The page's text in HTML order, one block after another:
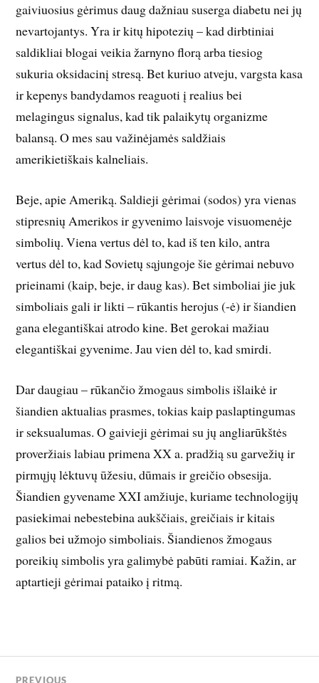
gaiviuosius gėrimus daug dažniau suserga diabetu nei jų
nevartojantys. Yra ir kitų hipotezių – kad dirbtiniai
saldikliai blogai veikia žarnyno florą arba tiesiog
sukuria oksidacinį stresą. Bet kuriuo atveju, vargsta kasa
ir kepenys bandydamos reaguoti į realius bei
melagingus signalus, kad tik palaikytų organizme
balansą. O mes sau važinėjamės saldžiais
amerikietiškais kalneliais.
Beje, apie Ameriką. Saldieji gėrimai (sodos) yra vienas
stipresnių Amerikos ir gyvenimo laisvoje visuomenėje
simbolių. Viena vertus dėl to, kad iš ten kilo, antra
vertus dėl to, kad Sovietų sąjungoje šie gėrimai nebuvo
prieinami (kaip, beje, ir daug kas). Bet simboliai jie juk
simboliais gali ir likti – rūkantis herojus (-ė) ir šiandien
gana elegantiškai atrodo kine. Bet gerokai mažiau
elegantiškai gyvenime. Jau vien dėl to, kad smirdi.
Dar daugiau – rūkančio žmogaus simbolis išlaikė ir
šiandien aktualias prasmes, tokias kaip paslaptingumas
ir seksualumas. O gaivieji gėrimai su jų angliarūkštės
proveržiais labiau primena XX a. pradžią su garvežių ir
pirmųjų lėktuvų ūžesiu, dūmais ir greičio obsesija.
Šiandien gyvename XXI amžiuje, kuriame technologijų
pasiekimai nebestebina aukščiais, greičiais ir kitais
galios bei užmojo simboliais. Šiandienos žmogaus
poreikių simbolis yra galimybė pabūti ramiai. Kažin, ar
aptartieji gėrimai pataiko į ritmą.
PREVIOUS